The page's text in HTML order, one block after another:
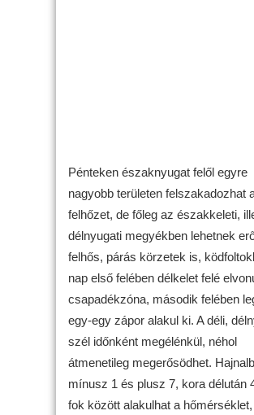
Pénteken északnyugat felől egyre
nagyobb területen felszakadozhat
felhőzet, de főleg az északkeleti,
délnyugati megyékben lehetnek
felhős, párás körzetek is,
nap első felében délkelet felé
csapadékzóna, második felében
egy-egy zápor alakul ki. A déli,
szél időnként megélénkül, néhol
átmenetileg megerősödhet.
mínusz 1 és plusz 7, kora délután
fok között alakulhat a hőmérséklet,